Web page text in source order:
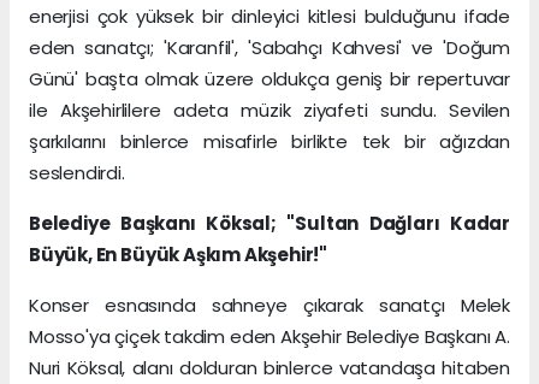
enerjisi çok yüksek bir dinleyici kitlesi bulduğunu ifade
eden sanatçı; 'Karanfil', 'Sabahçı Kahvesi' ve 'Doğum
Günü' başta olmak üzere oldukça geniş bir repertuvar
ile Akşehirlilere adeta müzik ziyafeti sundu. Sevilen
şarkılarını binlerce misafirle birlikte tek bir ağızdan
seslendirdi.
Belediye Başkanı Köksal; "Sultan Dağları Kadar
Büyük, En Büyük Aşkım Akşehir!"
Konser esnasında sahneye çıkarak sanatçı Melek
Mosso'ya çiçek takdim eden Akşehir Belediye Başkanı A.
Nuri Köksal, alanı dolduran binlerce vatandaşa hitaben